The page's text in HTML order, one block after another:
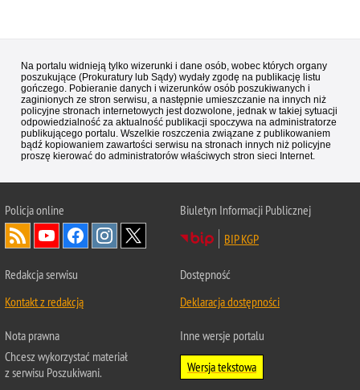
Na portalu widnieją tylko wizerunki i dane osób, wobec których organy
poszukujące (Prokuratury lub Sądy) wydały zgodę na publikację listu
gończego. Pobieranie danych i wizerunków osób poszukiwanych i
zaginionych ze stron serwisu, a następnie umieszczanie na innych niż
policyjne stronach internetowych jest dozwolone, jednak w takiej sytuacji
odpowiedzialność za aktualność publikacji spoczywa na administratorze
publikującego portalu. Wszelkie roszczenia związane z publikowaniem
bądź kopiowaniem zawartości serwisu na stronach innych niż policyjne
proszę kierować do administratorów właściwych stron sieci Internet.
Policjaonline
Biuletyn Informacji Publicznej
BIP KGP
Redakcja serwisu
Kontakt z redakcją
Dostępność
Deklaracja dostępności
Nota prawna
Chcesz wykorzystać materiał
z serwisu Poszukiwani.
Inne wersje portalu
Wersja tekstowa